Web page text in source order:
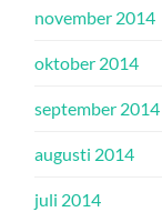
november 2014
oktober 2014
september 2014
augusti 2014
juli 2014